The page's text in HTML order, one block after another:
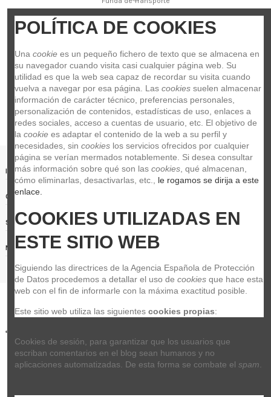
Lag Ukelele TIKI UKU 8 Soprano con Funda de Transporte
GLUTKU8S
Lag Ukelele TIKI UKU 8 Soprano con Funda de Transporte
60,30 €
Añadir al carrito
Información relevante
Contact us
Siguenos
Noticias
POLÍTICA DE COOKIES
Una cookie es un pequeño fichero de texto que se almacena en
su navegador cuando visita casi cualquier página web. Su
utilidad es que la web sea capaz de recordar su visita cuando
vuelva a navegar por esa página. Las cookies suelen almacenar
información de carácter técnico, preferencias personales,
personalización de contenidos, estadísticas de uso, enlaces a
redes sociales, acceso a cuentas de usuario, etc. El objetivo de
la cookie es adaptar el contenido de la web a su perfil y
necesidades, sin cookies los servicios ofrecidos por cualquier
página se verían mermados notablemente. Si desea consultar
más información sobre qué son las cookies , qué almacenan,
cómo eliminarlas, desactivarlas, etc.,
le rogamos se dirija a este
enlace.
COOKIES UTILIZADAS EN
ESTE SITIO WEB
Siguiendo las directrices de la Agencia Española de Protección
de Datos procedemos a detallar el uso de cookies que hace esta
web con el fin de informarle con la máxima exactitud posible.
Este sitio web utiliza las siguientes cookies propias:
Cookies de sesión, para garantizar que los usuarios que
escriban comentarios en el blog sean humanos y no
aplicaciones automatizadas. De esta forma se combate el spam